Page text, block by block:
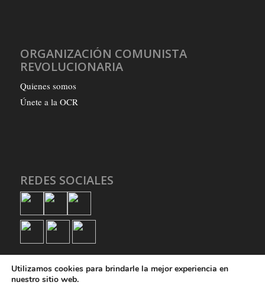
ORGANIZACIÓN COMUNISTA
REVOLUCIONARIA
Quienes somos
Únete a la OCR
REDES SOCIALES
Utilizamos cookies para brindarle la mejor experiencia en
nuestro sitio web.